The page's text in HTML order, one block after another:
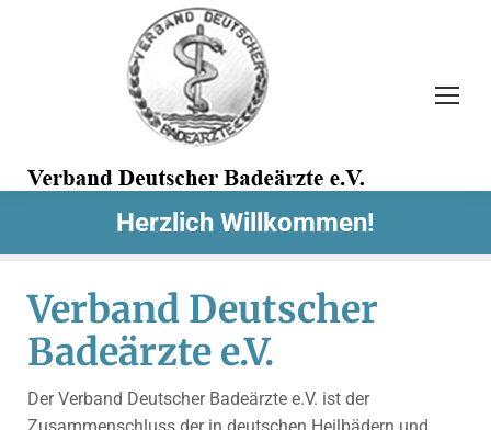
Search:
Herzlich Willkommen!
Verband Deutscher
Badeärzte e.V.
Der Verband Deutscher Badeärzte e.V. ist der